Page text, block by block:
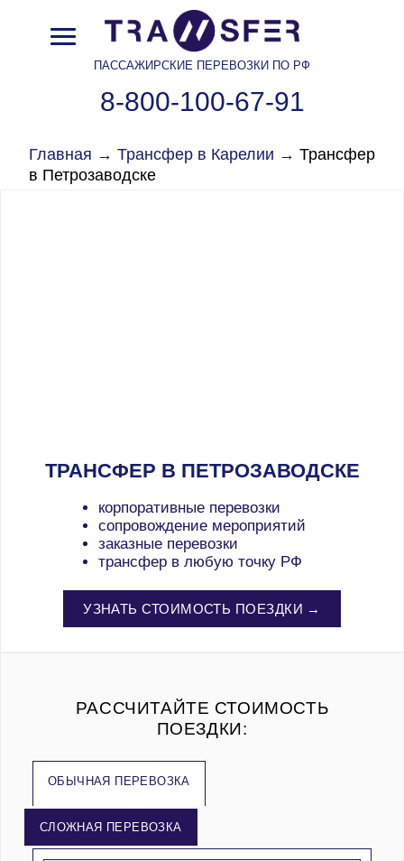
ПАССАЖИРСКИЕ ПЕРЕВОЗКИ ПО РФ
8-800-100-67-91
Главная → Трансфер в Карелии → Трансфер
в Петрозаводске
ТРАНСФЕР В ПЕТРОЗАВОДСКЕ
корпоративные перевозки
сопровождение мероприятий
заказные перевозки
трансфер в любую точку РФ
УЗНАТЬ СТОИМОСТЬ ПОЕЗДКИ →
РАССЧИТАЙТЕ СТОИМОСТЬ
ПОЕЗДКИ:
ОБЫЧНАЯ ПЕРЕВОЗКА
СЛОЖНАЯ ПЕРЕВОЗКА